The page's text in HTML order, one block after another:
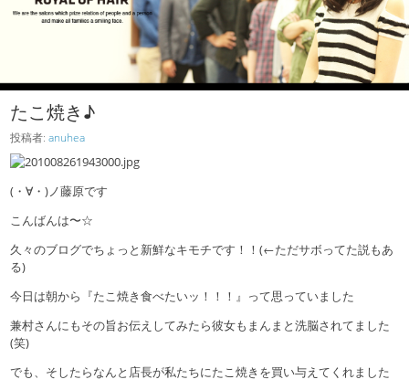
たこ焼き♪
投稿者:anuhea
(・∀・)ノ藤原です
こんばんは〜☆
久々のブログでちょっと新鮮なキモチです！！(←ただサボってた説もあ
る)
今日は朝から『たこ焼き食べたいッ！！！』って思っていました
兼村さんにもその旨お伝えしてみたら彼女もまんまと洗脳されてました
(笑)
でも、そしたらなんと店長が私たちにたこ焼きを買い与えてくれました